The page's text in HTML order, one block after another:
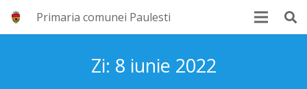
Primaria comunei Paulesti
Zi: 8 iunie 2022